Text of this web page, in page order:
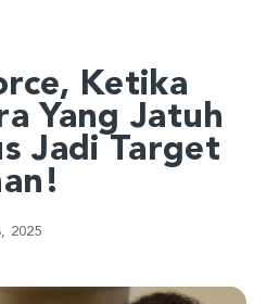
Ketika
Yang Jatuh
Jadi Target
2025